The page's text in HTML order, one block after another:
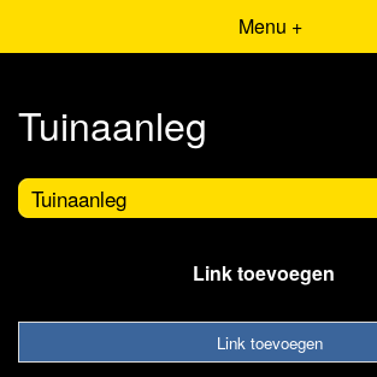
Menu +
Tuinaanleg
Tuinaanleg
Link toevoegen
Link toevoegen